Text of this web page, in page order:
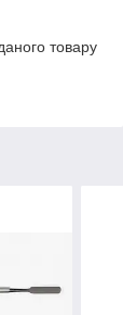
товару